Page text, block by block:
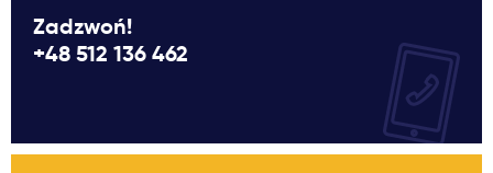
Zadzwoń!
+48 512 136 462